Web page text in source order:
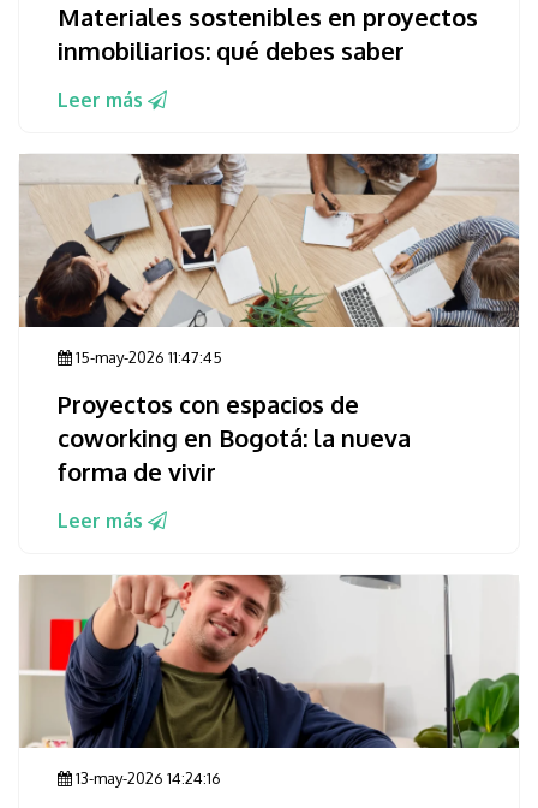
Materiales sostenibles en proyectos
inmobiliarios: qué debes saber
Leer más
15-may-2026 11:47:45
Proyectos con espacios de
coworking en Bogotá: la nueva
forma de vivir
Leer más
13-may-2026 14:24:16